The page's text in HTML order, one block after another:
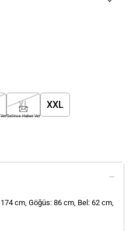
XL
Gelince Haber Ver
XXL
174 cm, Göğüs: 86 cm, Bel: 62 cm,